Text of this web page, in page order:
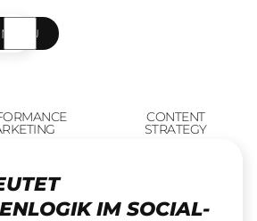
MENÜ
CONTENT
STRATEGY
IM SOCIAL-